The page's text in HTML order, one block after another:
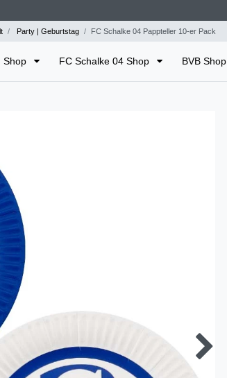
Party | Geburtstag FC Schalke 04 Pappteller 10-er Pack
Shop FC Schalke 04 Shop BVB Shop